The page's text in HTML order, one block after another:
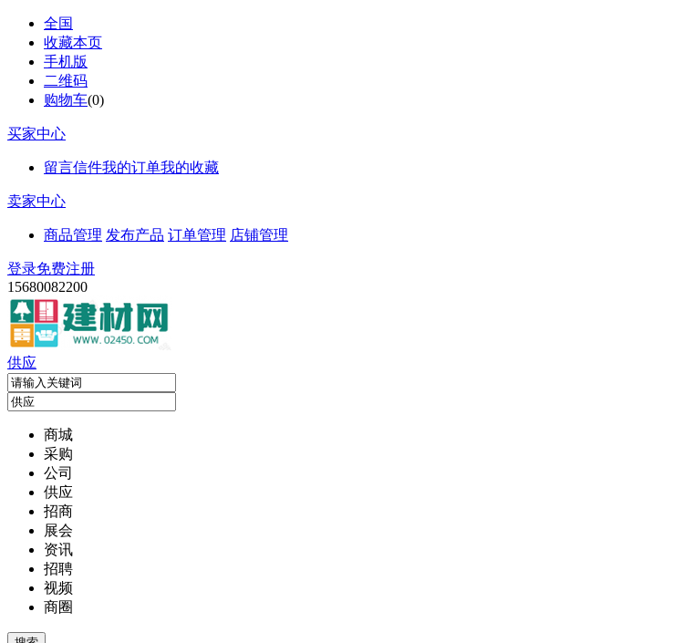
全国
收藏本页
手机版
二维码
购物车(0)
买家中心
留言信件我的订单我的收藏
卖家中心
商品管理 发布产品 订单管理 店铺管理
登录免费注册
15680082200
供应
商城
采购
公司
供应
招商
展会
资讯
招聘
视频
商圈